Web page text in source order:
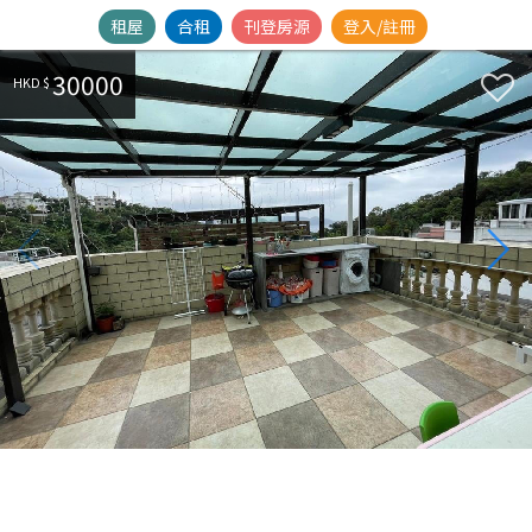
租屋 合租 刊登房源 登入/註冊
HKD $30000